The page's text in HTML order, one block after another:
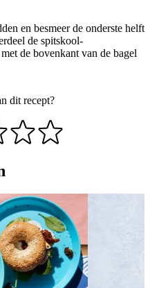
en besmeer de onderste helft
de spitskool-
de bovenkant van de bagel
dit recept?